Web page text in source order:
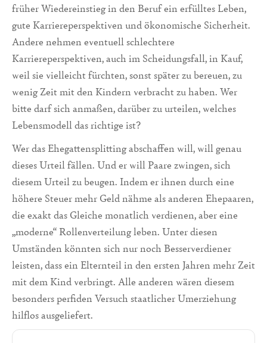
früher Wiedereinstieg in den Beruf ein erfülltes Leben,
gute Karriereperspektiven und ökonomische Sicherheit.
Andere nehmen eventuell schlechtere
Karriereperspektiven, auch im Scheidungsfall, in Kauf,
weil sie vielleicht fürchten, sonst später zu bereuen, zu
wenig Zeit mit den Kindern verbracht zu haben. Wer
bitte darf sich anmaßen, darüber zu urteilen, welches
Lebensmodell das richtige ist?
Wer das Ehegattensplitting abschaffen will, will genau
dieses Urteil fällen. Und er will Paare zwingen, sich
diesem Urteil zu beugen. Indem er ihnen durch eine
höhere Steuer mehr Geld nähme als anderen Ehepaaren,
die exakt das Gleiche monatlich verdienen, aber eine
„moderne“ Rollenverteilung leben. Unter diesen
Umständen könnten sich nur noch Besserverdiener
leisten, dass ein Elternteil in den ersten Jahren mehr Zeit
mit dem Kind verbringt. Alle anderen wären diesem
besonders perfiden Versuch staatlicher Umerziehung
hilflos ausgeliefert.